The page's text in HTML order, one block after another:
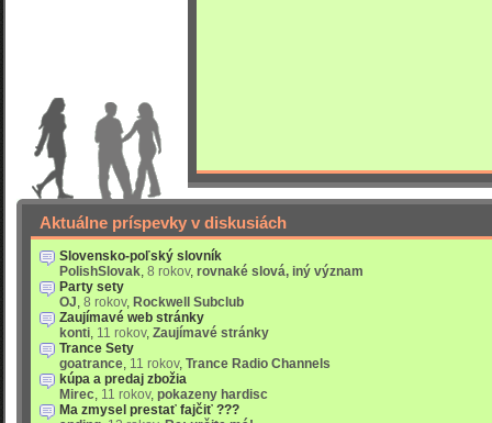
Aktuálne príspevky v diskusiách
Slovensko-poľský slovník
PolishSlovak, 8 rokov, rovnaké slová, iný význam
Party sety
OJ, 8 rokov, Rockwell Subclub
Zaujímavé web stránky
konti, 11 rokov, Zaujímavé stránky
Trance Sety
goatrance, 11 rokov, Trance Radio Channels
kúpa a predaj zbožia
Mirec, 11 rokov, pokazeny hardisc
Ma zmysel prestať fajčiť ???